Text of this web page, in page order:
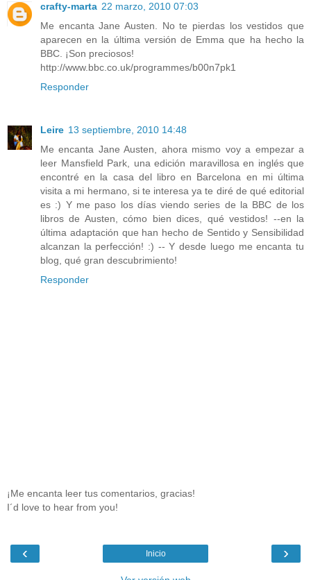
crafty-marta 22 marzo, 2010 07:03
Me encanta Jane Austen. No te pierdas los vestidos que
aparecen en la última versión de Emma que ha hecho la
BBC. ¡Son preciosos!
http://www.bbc.co.uk/programmes/b00n7pk1
Responder
Leire 13 septiembre, 2010 14:48
Me encanta Jane Austen, ahora mismo voy a empezar a
leer Mansfield Park, una edición maravillosa en inglés que
encontré en la casa del libro en Barcelona en mi última
visita a mi hermano, si te interesa ya te diré de qué editorial
es :) Y me paso los días viendo series de la BBC de los
libros de Austen, cómo bien dices, qué vestidos! --en la
última adaptación que han hecho de Sentido y Sensibilidad
alcanzan la perfección! :) -- Y desde luego me encanta tu
blog, qué gran descubrimiento!
Responder
¡Me encanta leer tus comentarios, gracias!
I´d love to hear from you!
‹ ›
Inicio